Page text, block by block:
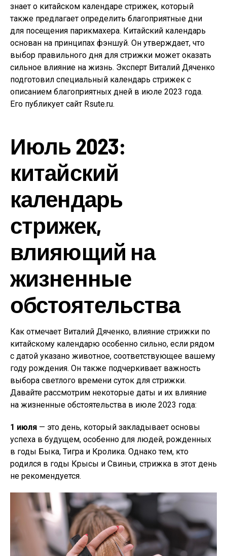
знает о китайском календаре стрижек, который
также предлагает определить благоприятные дни
для посещения парикмахера. Китайский календарь
основан на принципах фэншуй. Он утверждает, что
выбор правильного дня для стрижки может оказать
сильное влияние на жизнь. Эксперт Виталий Дяченко
подготовил специальный календарь стрижек с
описанием благоприятных дней в июле 2023 года.
Его публикует сайт Rsute.ru.
Июль 2023:
китайский
календарь
стрижек,
влияющий на
жизненные
обстоятельства
Как отмечает Виталий Дяченко, влияние стрижки по
китайскому календарю особенно сильно, если рядом
с датой указано животное, соответствующее вашему
году рождения. Он также подчеркивает важность
выбора светлого времени суток для стрижки.
Давайте рассмотрим некоторые даты и их влияние
на жизненные обстоятельства в июле 2023 года:
1 июля — это день, который закладывает основы
успеха в будущем, особенно для людей, рожденных
в годы Быка, Тигра и Кролика. Однако тем, кто
родился в годы Крысы и Свиньи, стрижка в этот день
не рекомендуется.